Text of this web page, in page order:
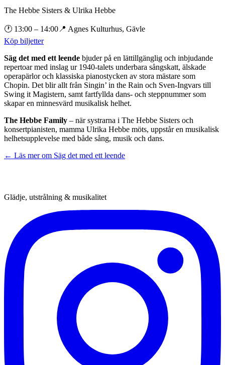
The Hebbe Sisters & Ulrika Hebbe
🕐 13:00 – 14:00 📍 Agnes Kulturhus, Gävle
Köp biljetter
Säg det med ett leende bjuder på en lättillgänglig och inbjudande
repertoar med inslag ur 1940-talets underbara sångskatt, älskade
operapärlor och klassiska pianostycken av stora mästare som
Chopin. Det blir allt från Singin’ in the Rain och Sven-Ingvars till
Swing it Magistern, samt fartfyllda dans- och steppnummer som
skapar en minnesvärd musikalisk helhet.
The Hebbe Family – när systrarna i The Hebbe Sisters och
konsertpianisten, mamma Ulrika Hebbe möts, uppstår en musikalisk
helhetsupplevelse med både sång, musik och dans.
← Läs mer om Säg det med ett leende
Glädje, utstrålning & musikalitet